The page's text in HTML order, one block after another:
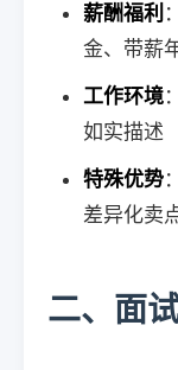
薪酬福利
金、带薪
工作环境
如实描述
特殊优势
差异化卖
二、面